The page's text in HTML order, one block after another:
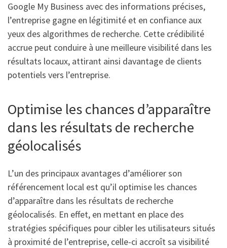
Google My Business avec des informations précises,
l’entreprise gagne en légitimité et en confiance aux
yeux des algorithmes de recherche. Cette crédibilité
accrue peut conduire à une meilleure visibilité dans les
résultats locaux, attirant ainsi davantage de clients
potentiels vers l’entreprise.
Optimise les chances d’apparaître
dans les résultats de recherche
géolocalisés
L’un des principaux avantages d’améliorer son
référencement local est qu’il optimise les chances
d’apparaître dans les résultats de recherche
géolocalisés. En effet, en mettant en place des
stratégies spécifiques pour cibler les utilisateurs situés
à proximité de l’entreprise, celle-ci accroît sa visibilité